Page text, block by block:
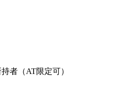
者（AT限定可）